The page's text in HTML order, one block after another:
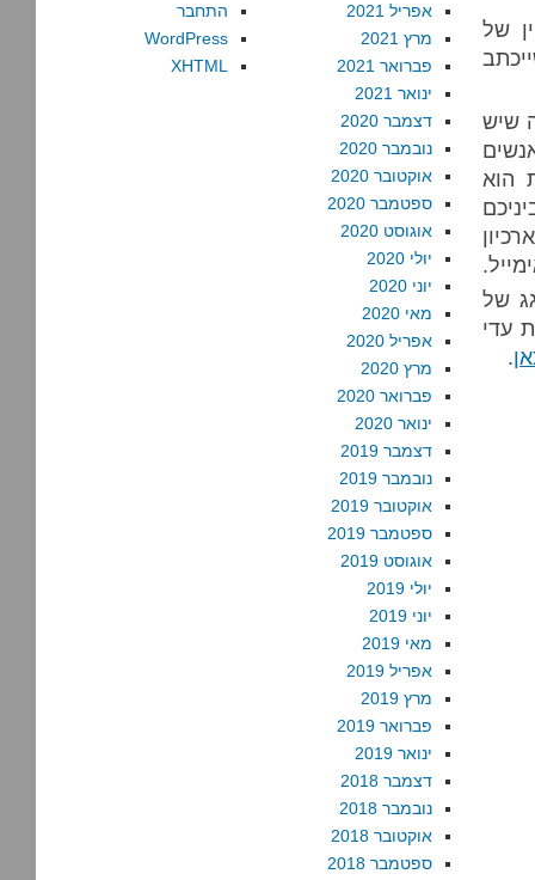
של
שיש
הוא
של
עדי
.
אפריל 2021
מרץ 2021
פברואר 2021
ינואר 2021
דצמבר 2020
נובמבר 2020
אוקטובר 2020
ספטמבר 2020
אוגוסט 2020
יולי 2020
יוני 2020
מאי 2020
אפריל 2020
מרץ 2020
פברואר 2020
ינואר 2020
דצמבר 2019
נובמבר 2019
אוקטובר 2019
ספטמבר 2019
אוגוסט 2019
יולי 2019
יוני 2019
מאי 2019
אפריל 2019
מרץ 2019
פברואר 2019
ינואר 2019
דצמבר 2018
נובמבר 2018
אוקטובר 2018
ספטמבר 2018
התחבר
WordPress
XHTML